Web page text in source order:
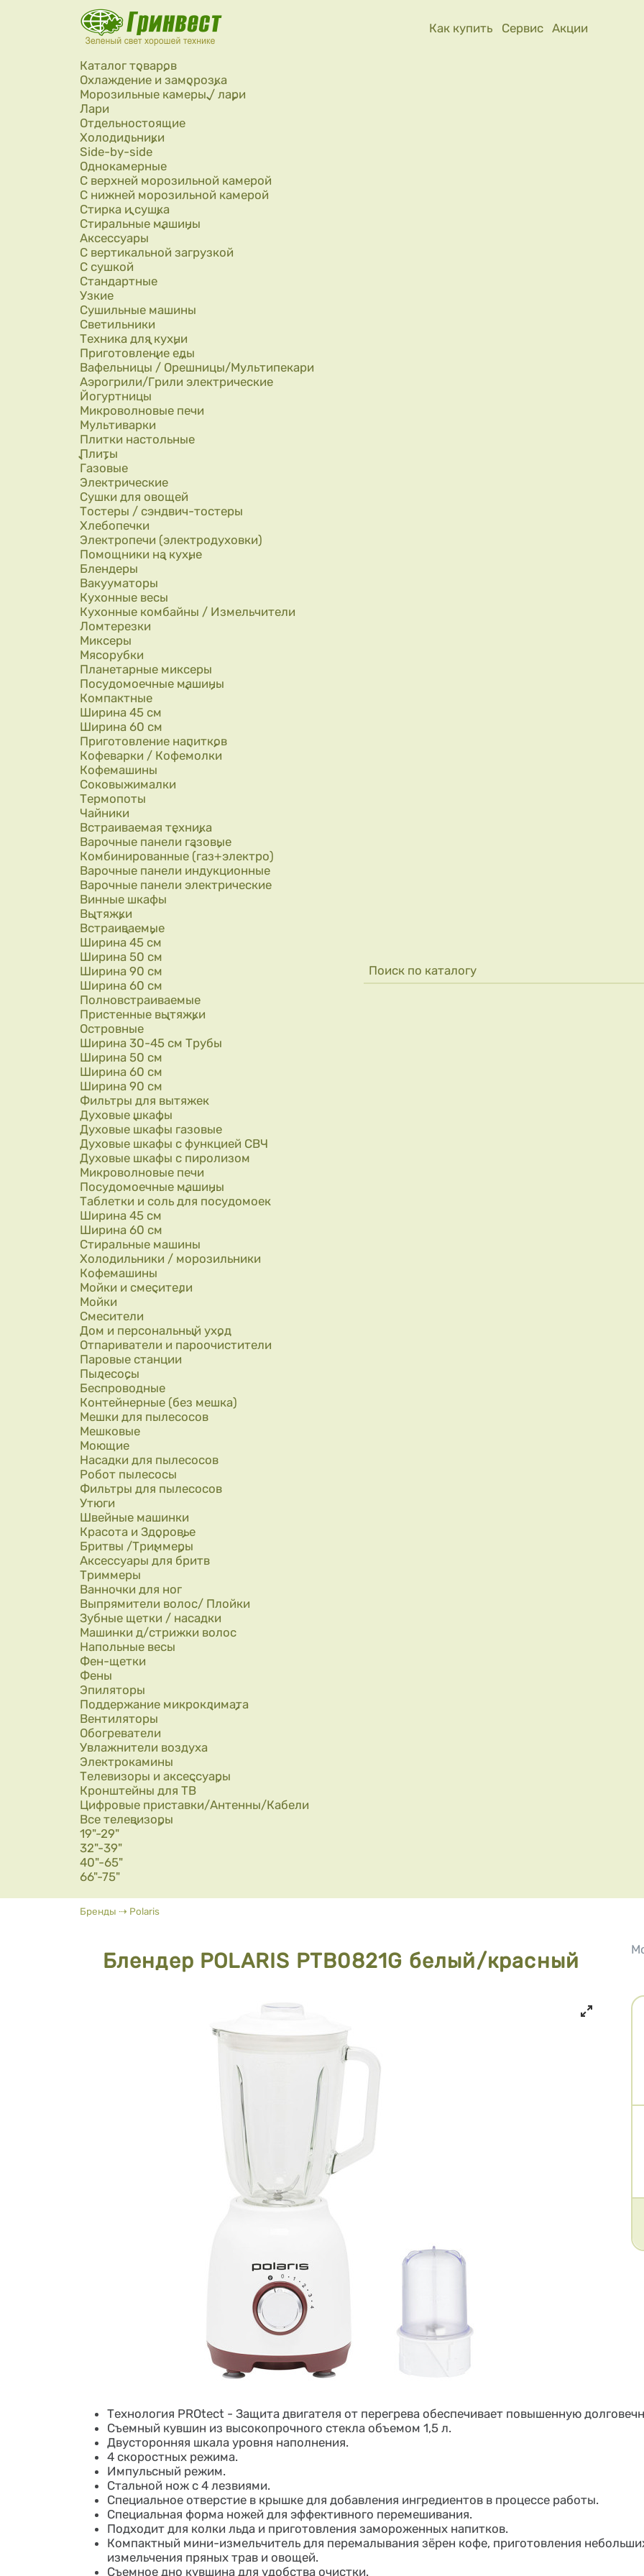
Перейти к основному содержанию
Как купить
Сервис Акции
Каталог товаров
Охлаждение и заморозка
Морозильные камеры / лари
Лари
Отдельностоящие
Холодильники
Side-by-side
Однокамерные
С верхней морозильной камерой
С нижней морозильной камерой
Стирка и сушка
Стиральные машины
Аксессуары
С вертикальной загрузкой
С сушкой
Стандартные
Узкие
Сушильные машины
Светильники
Техника для кухни
Приготовление еды
Вафельницы / Орешницы/Мультипекари
Аэрогрили/Грили электрические
Йогуртницы
Микроволновые печи
Мультиварки
Плитки настольные
Плиты
Газовые
Электрические
Сушки для овощей
Тостеры / сэндвич-тостеры
Хлебопечки
Электропечи (электродуховки)
Помощники на кухне
Блендеры
Вакууматоры
Кухонные весы
Кухонные комбайны / Измельчители
Ломтерезки
Миксеры
Мясорубки
Планетарные миксеры
Посудомоечные машины
Компактные
Ширина 45 см
Ширина 60 см
Приготовление напитков
Кофеварки / Кофемолки
Кофемашины
Соковыжималки
Термопоты
Чайники
Встраиваемая техника
Варочные панели газовые
Комбинированные (газ+электро)
Варочные панели индукционные
Варочные панели электрические
Винные шкафы
Вытяжки
Встраиваемые
Ширина 45 см
Ширина 50 см
Ширина 90 см
Ширина 60 см
Полновстраиваемые
Пристенные вытяжки
Островные
Ширина 30-45 см Трубы
Ширина 50 см
Ширина 60 см
Ширина 90 см
Фильтры для вытяжек
Духовые шкафы
Духовые шкафы газовые
Духовые шкафы с функцией СВЧ
Духовые шкафы с пиролизом
Микроволновые печи
Посудомоечные машины
Таблетки и соль для посудомоек
Ширина 45 см
Ширина 60 см
Стиральные машины
Холодильники / морозильники
Кофемашины
Мойки и смесители
Мойки
Смесители
Дом и персональный уход
Отпариватели и пароочистители
Паровые станции
Пылесосы
Беспроводные
Контейнерные (без мешка)
Мешки для пылесосов
Мешковые
Моющие
Насадки для пылесосов
Робот пылесосы
Фильтры для пылесосов
Утюги
Швейные машинки
Красота и Здоровье
Бритвы /Триммеры
Аксессуары для бритв
Триммеры
Ванночки для ног
Выпрямители волос/ Плойки
Зубные щетки / насадки
Машинки д/стрижки волос
Напольные весы
Фен-щетки
Фены
Эпиляторы
Поддержание микроклимата
Вентиляторы
Обогреватели
Увлажнители воздуха
Электрокамины
Телевизоры и аксессуары
Кронштейны для ТВ
Цифровые приставки/Антенны/Кабели
Все телевизоры
19"-29"
32"-39"
40"-65"
66"-75"
Форма поиска
Поиск
Вы здесь
Бренды ⇢ Polaris
Блендер POLARIS PTB0821G белый/красный
Технология PROtect - Защита двигателя от перегрева обеспечивает повышенную
Съемный кувшин из высокопрочного стекла объемом 1,5 л.
Двусторонняя шкала уровня наполнения.
4 скоростных режима.
Импульсный режим.
Стальной нож с 4 лезвиями.
Специальное отверстие в крышке для добавления ингредиентов в процессе работы.
Специальная форма ножей для эффективного перемешивания.
Подходит для колки льда и приготовления замороженных напитков.
Компактный мини-измельчитель для перемалывания зёрен кофе, приготовления
измельчения пряных трав и овощей.
Съемное дно кувшина для удобства очистки.